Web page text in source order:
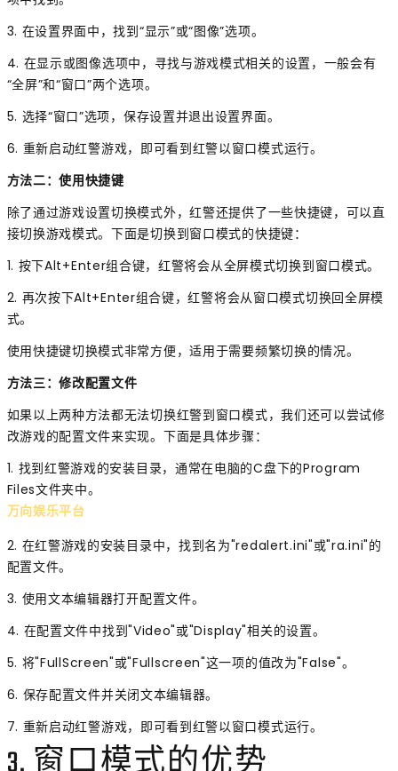
3. 在设置界面中，找到“显示”或“图像”选项。
4. 在显示或图像选项中，寻找与游戏模式相关的设置，一般会有
“全屏”和“窗口”两个选项。
5. 选择“窗口”选项，保存设置并退出设置界面。
6. 重新启动红警游戏，即可看到红警以窗口模式运行。
方法二：使用快捷键
除了通过游戏设置切换模式外，红警还提供了一些快捷键，可以直
接切换游戏模式。下面是切换到窗口模式的快捷键：
1. 按下Alt+Enter组合键，红警将会从全屏模式切换到窗口模式。
2. 再次按下Alt+Enter组合键，红警将会从窗口模式切换回全屏模
式。
使用快捷键切换模式非常方便，适用于需要频繁切换的情况。
方法三：修改配置文件
如果以上两种方法都无法切换红警到窗口模式，我们还可以尝试修
改游戏的配置文件来实现。下面是具体步骤：
1. 找到红警游戏的安装目录，通常在电脑的C盘下的Program
Files文件夹中。
万向娱乐平台
2. 在红警游戏的安装目录中，找到名为"redalert.ini"或"ra.ini"的
配置文件。
3. 使用文本编辑器打开配置文件。
4. 在配置文件中找到"Video"或"Display"相关的设置。
5. 将"FullScreen"或"Fullscreen"这一项的值改为"False"。
6. 保存配置文件并关闭文本编辑器。
7. 重新启动红警游戏，即可看到红警以窗口模式运行。